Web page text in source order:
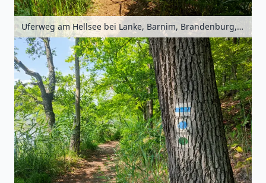
Uferweg am Hellsee bei Lanke, Barnim, Brandenburg, Deutschland